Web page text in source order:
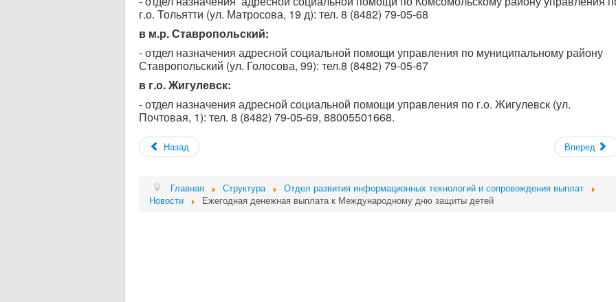
г.о. Тольятти (ул. Матросова, 19 д): тел. 8 (8482) 79-05-68
в м.р. Ставропольский:
- отдел назначения адресной социальной помощи управления по муниципальному району
Ставропольский (ул. Голосова, 99): тел.8 (8482) 79-05-67
в г.о. Жигулевск:
- отдел назначения адресной социальной помощи управления по г.о. Жигулевск (ул.
Почтовая, 1): тел. 8 (8482) 79-05-69, 88005501668.
Назад Вперед
Главная Структура
Отдел развития информационных технологий и сопровождения выплат
Новости
Ежегодная денежная выплата к Международному дню защиты детей